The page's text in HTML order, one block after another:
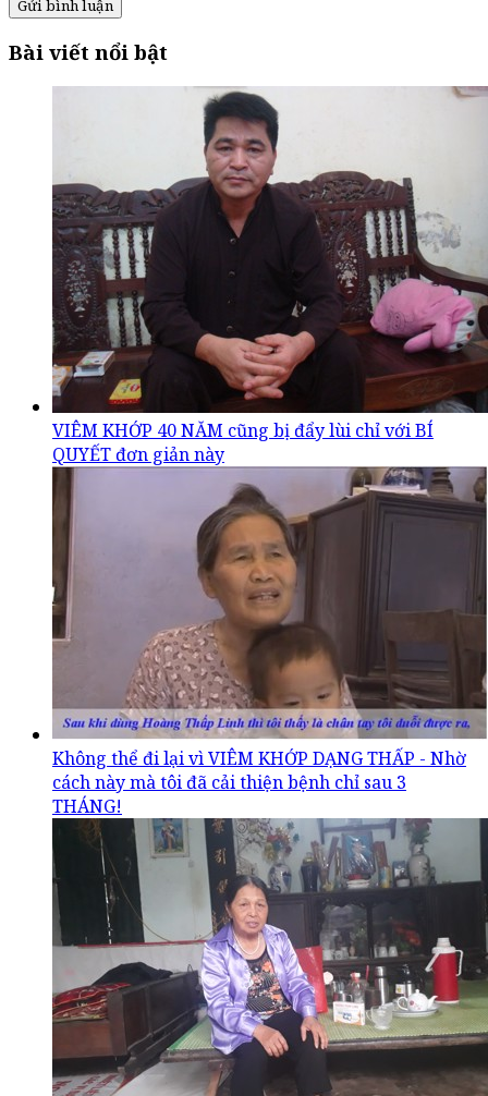
Gửi bình luận
Bài viết nổi bật
VIÊM KHỚP 40 NĂM cũng bị đẩy lùi chỉ với BÍ
QUYẾT đơn giản này
Không thể đi lại vì VIÊM KHỚP DẠNG THẤP - Nhờ
cách này mà tôi đã cải thiện bệnh chỉ sau 3
THÁNG!